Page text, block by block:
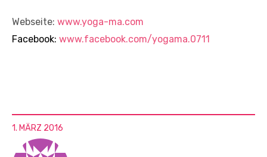
Webseite: www.yoga-ma.com
Facebook: www.facebook.com/yogama.0711
1. MÄRZ 2016